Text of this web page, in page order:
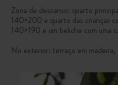
Zona de descanso: quarto
140×200 e quarto das crianças
140×190 e um beliche com uma
No exterior: terraço em